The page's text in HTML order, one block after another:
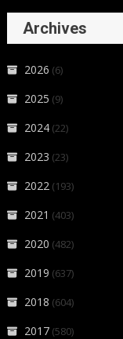
Archives
2026 (6)
2025 (9)
2024 (22)
2023 (23)
2022 (193)
2021 (403)
2020 (482)
2019 (637)
2018 (604)
2017 (580)